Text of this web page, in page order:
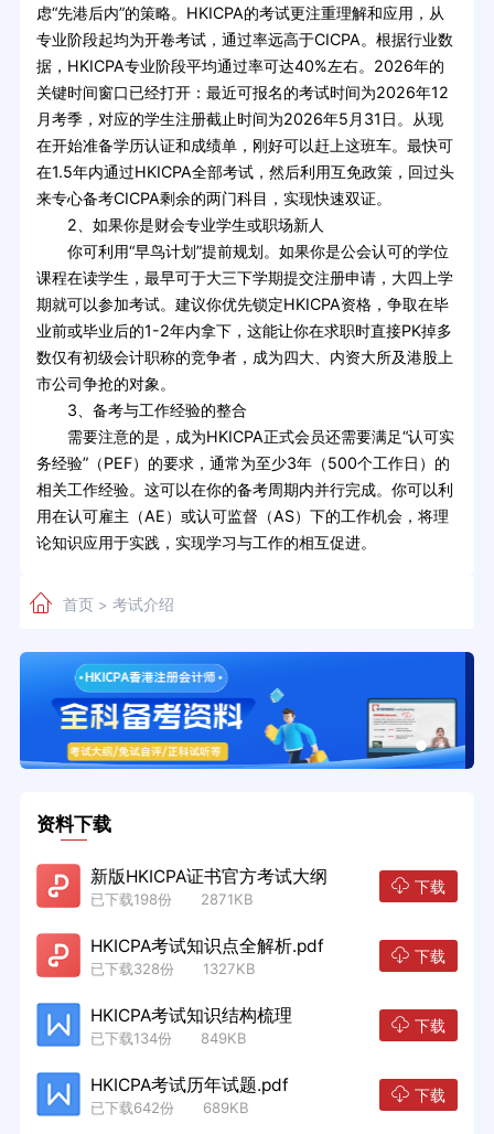
虑“先港后内”的策略。HKICPA的考试更注重理解和应用，从
专业阶段起均为开卷考试，通过率远高于CICPA。根据行业数
据，HKICPA专业阶段平均通过率可达40%左右。2026年的
关键时间窗口已经打开：最近可报名的考试时间为2026年12
月考季，对应的学生注册截止时间为2026年5月31日。从现
在开始准备学历认证和成绩单，刚好可以赶上这班车。最快可
在1.5年内通过HKICPA全部考试，然后利用互免政策，回过头
来专心备考CICPA剩余的两门科目，实现快速双证。
2、如果你是财会专业学生或职场新人
你可利用“早鸟计划”提前规划。如果你是公会认可的学位
课程在读学生，最早可于大三下学期提交注册申请，大四上学
期就可以参加考试。建议你优先锁定HKICPA资格，争取在毕
业前或毕业后的1-2年内拿下，这能让你在求职时直接PK掉多
数仅有初级会计职称的竞争者，成为四大、内资大所及港股上
市公司争抢的对象。
3、备考与工作经验的整合
需要注意的是，成为HKICPA正式会员还需要满足“认可实
务经验”（PEF）的要求，通常为至少3年（500个工作日）的
相关工作经验。这可以在你的备考周期内并行完成。你可以利
用在认可雇主（AE）或认可监督（AS）下的工作机会，将理
论知识应用于实践，实现学习与工作的相互促进。
首页> 考试介绍
资料下载
新版HKICPA证书官方考试大纲
已下载198份 2871KB
下载
HKICPA考试知识点全解析.pdf
已下载328份 1327KB
下载
HKICPA考试知识结构梳理
已下载134份 849KB
下载
HKICPA考试历年试题.pdf
已下载642份 689KB
下载